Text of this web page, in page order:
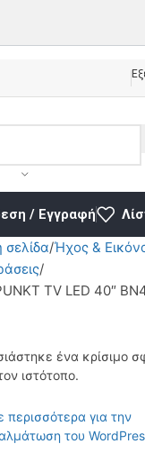
/ Εγγραφή
σελίδα Ήχος &
TV LED 40″
ένα κρίσιμο
ιστότοπο.
περισσότερα για την
του